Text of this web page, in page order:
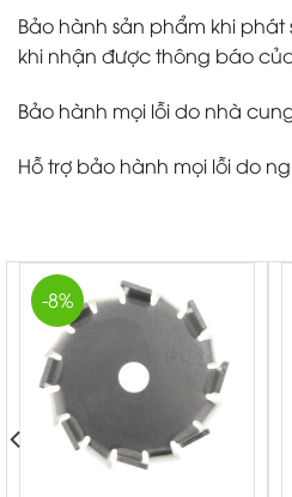
Bảo hành sản phẩm khi phát
khi nhận được thông báo
Bảo hành mọi lỗi do nhà
Hỗ trợ bảo hành mọi lỗi do
-8%